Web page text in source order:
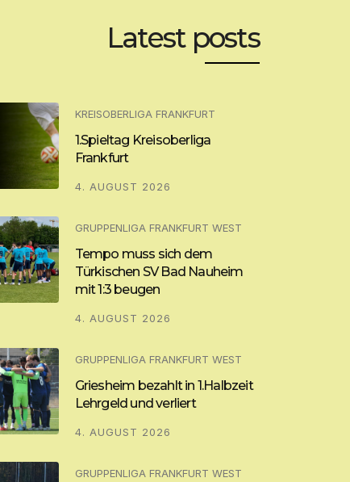
Latest posts
KREISOBERLIGA FRANKFURT
1.Spieltag Kreisoberliga
Frankfurt
4. AUGUST 2026
GRUPPENLIGA FRANKFURT WEST
Tempo muss sich dem
Türkischen SV Bad Nauheim
mit 1:3 beugen
4. AUGUST 2026
GRUPPENLIGA FRANKFURT WEST
Griesheim bezahlt in 1.Halbzeit
Lehrgeld und verliert
4. AUGUST 2026
GRUPPENLIGA FRANKFURT WEST